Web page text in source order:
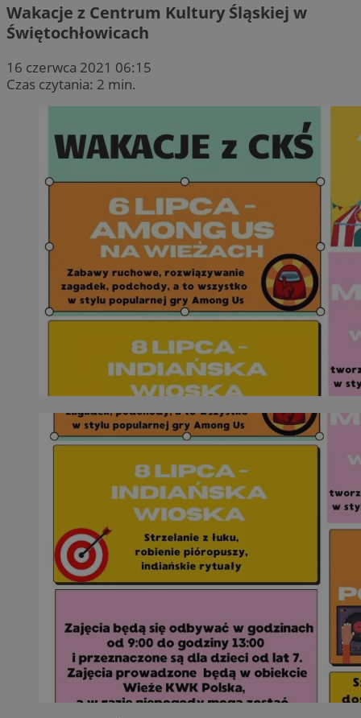
Wakacje z Centrum Kultury Śląskiej w
Świętochłowicach
16 czerwca 2021 06:15
Czas czytania: 2 min.